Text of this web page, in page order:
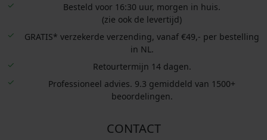
Besteld voor 16:30 uur, morgen in huis.
(zie ook de levertijd)
GRATIS* verzekerde verzending, vanaf €49,- per bestelling
in NL.
Retourtermijn 14 dagen.
Professioneel advies. 9.3 gemiddeld van 1500+
beoordelingen.
CONTACT